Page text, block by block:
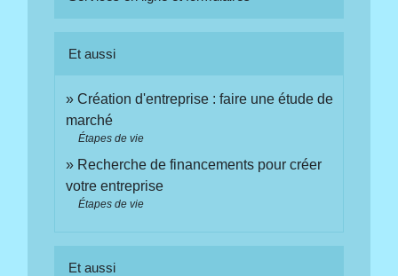
Et aussi
Création d'entreprise : faire une étude de
marché
Étapes de vie
Recherche de financements pour créer
votre entreprise
Étapes de vie
Et aussi